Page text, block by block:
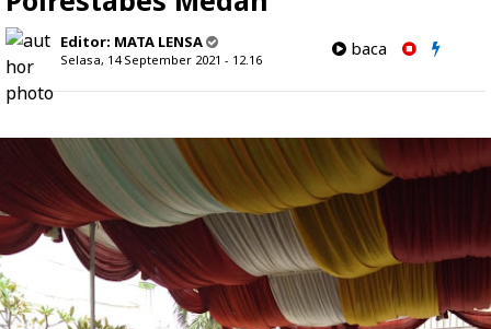
Editor: MATA LENSA
Selasa, 14 September 2021 - 12.16
baca